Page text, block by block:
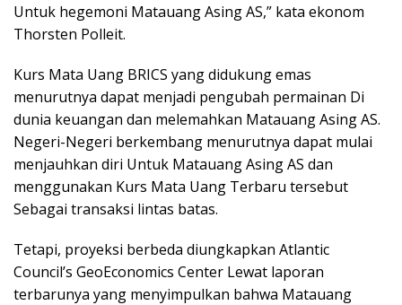
Untuk hegemoni Matauang Asing AS,” kata ekonom
Thorsten Polleit.
Kurs Mata Uang BRICS yang didukung emas
menurutnya dapat menjadi pengubah permainan Di
dunia keuangan dan melemahkan Matauang Asing AS.
Negeri-Negeri berkembang menurutnya dapat mulai
menjauhkan diri Untuk Matauang Asing AS dan
menggunakan Kurs Mata Uang Terbaru tersebut
Sebagai transaksi lintas batas.
Tetapi, proyeksi berbeda diungkapkan Atlantic
Council’s GeoEconomics Center Lewat laporan
terbarunya yang menyimpulkan bahwa Matauang